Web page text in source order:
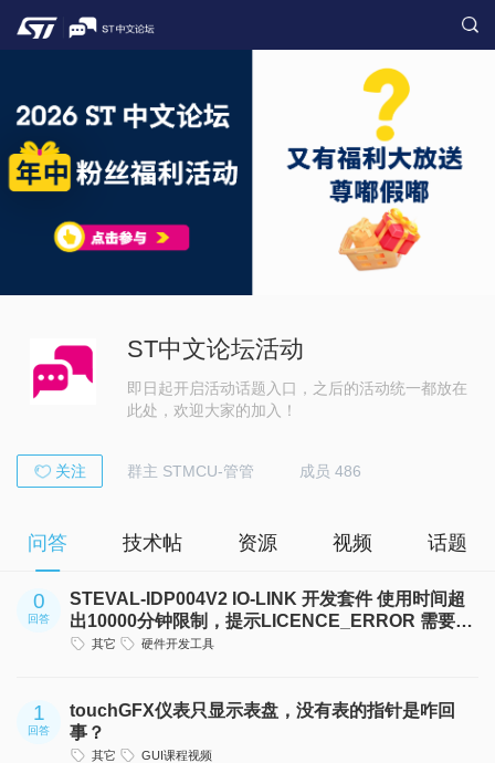
ST中文论坛活动
即日起开启活动话题入口，之后的活动统一都放在
此处，欢迎大家的加入！
关注 群主 STMCU-管管 成员 486
问答 技术帖 资源 视频 话题
0
回答
STEVAL-IDP004V2 IO-LINK 开发套件 使用时间超
出10000分钟限制，提示LICENCE_ERROR 需要如
何去获取永久LICENCE 权限
其它 硬件开发工具
1
回答
touchGFX仪表只显示表盘，没有表的指针是咋回
事？
其它 GUI课程视频